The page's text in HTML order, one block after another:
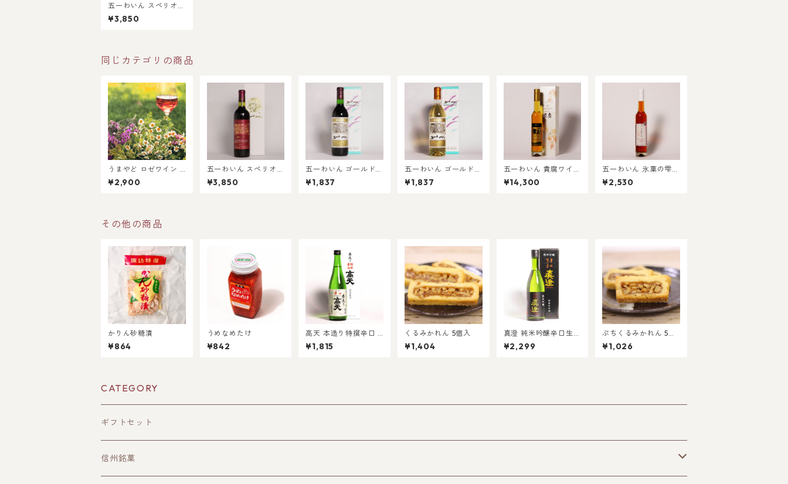
五一わいん スペリオー
ル 白 720ml
¥3,850
同じカテゴリの商品
うまやど ロゼワイン 7
20ml
¥2,900
五一わいん スペリオー
ル 赤 720ml
¥3,850
五一わいん ゴールド
赤 720ml
¥1,837
五一わいん ゴールド
白 720ml
¥1,837
五一わいん 貴腐ワイン
375ml
¥14,300
五一わいん 氷菓の雫
赤 375ml
¥2,530
その他の商品
かりん砂糖漬
¥864
うめなめたけ
¥842
高天 本造り特撰辛口 7
20ml
¥1,815
くるみかれん 5個入
¥1,404
真澄 純米吟醸辛口生一
本 720ml箱入
¥2,299
ぷちくるみかれん 5個
入
¥1,026
CATEGORY
ギフトセット
信州銘菓